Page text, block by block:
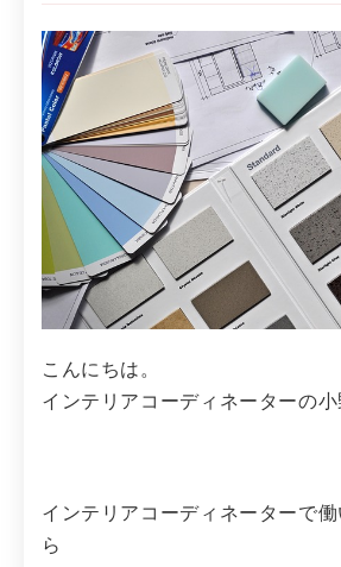
こんにちは。
インテリアコーディネーターの小
インテリアコーディネーターで
ら